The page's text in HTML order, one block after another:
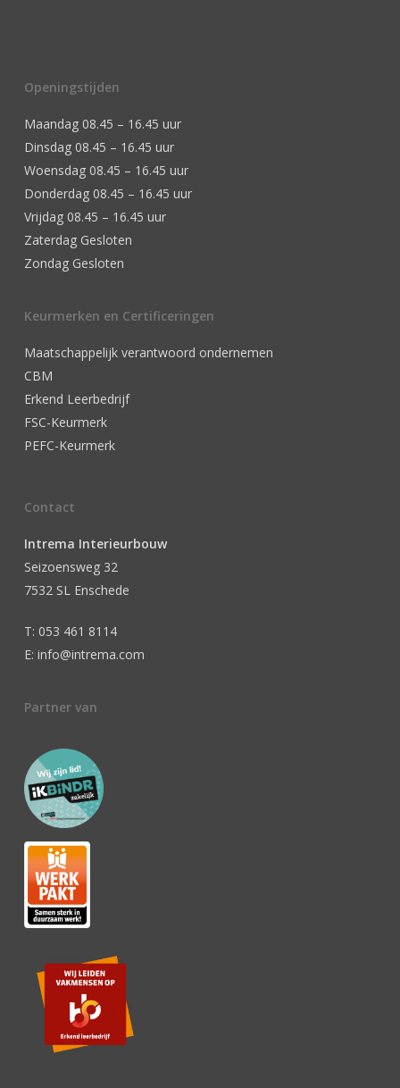
Openingstijden
Maandag 08.45 – 16.45 uur
Dinsdag 08.45 – 16.45 uur
Woensdag 08.45 – 16.45 uur
Donderdag 08.45 – 16.45 uur
Vrijdag 08.45 – 16.45 uur
Zaterdag Gesloten
Zondag Gesloten
Keurmerken en Certificeringen
Maatschappelijk verantwoord ondernemen
CBM
Erkend Leerbedrijf
FSC-Keurmerk
PEFC-Keurmerk
Contact
Intrema Interieurbouw
Seizoensweg 32
7532 SL Enschede
T: 053 461 8114
E: info@intrema.com
Partner van